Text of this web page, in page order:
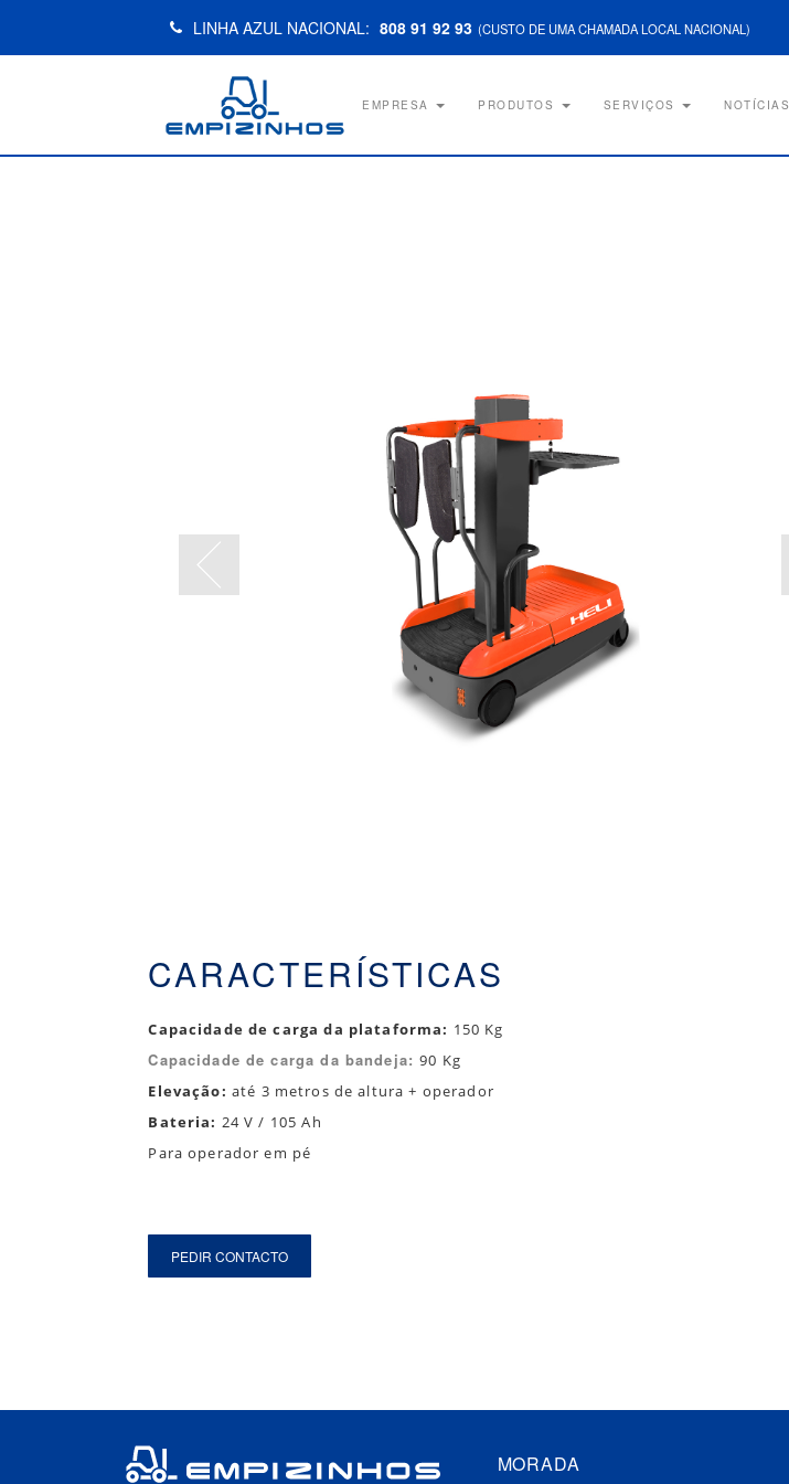
LINHA AZUL NACIONAL: 808 91 92 93 (CUSTO DE UMA CHAMADA LOCAL NACIONAL)
EMPRESA PRODUTOS SERVIÇOS NOTÍCIAS
CARACTERÍSTICAS
Capacidade de carga da plataforma: 150 Kg
Capacidade de carga da bandeja:90 Kg
Elevação: até 3 metros de altura + operador
Bateria: 24 V / 105 Ah
Para operador em pé
PEDIR CONTACTO
MORADA